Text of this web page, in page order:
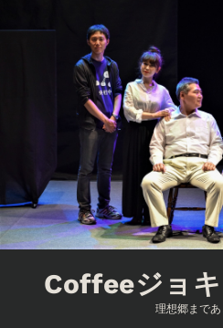
Coffeeジョ
理想郷まであ